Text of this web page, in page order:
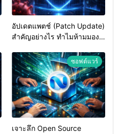
อัปเดตแพตช์ (Patch Update)
สำคัญอย่างไร ทำไมห้ามมอง
ซอฟต์แวร์
เจาะลึก Open Source